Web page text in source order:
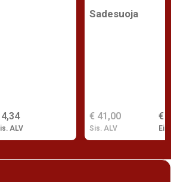
ALV
Sadesuoja
€
Ei
€ 41,00
Sis. ALV